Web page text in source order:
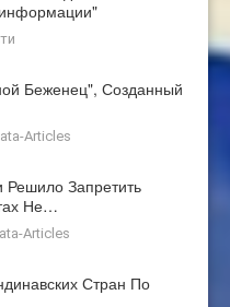
Беженец", Созданный
Articles
Запретить
Не…
Articles
Стран По